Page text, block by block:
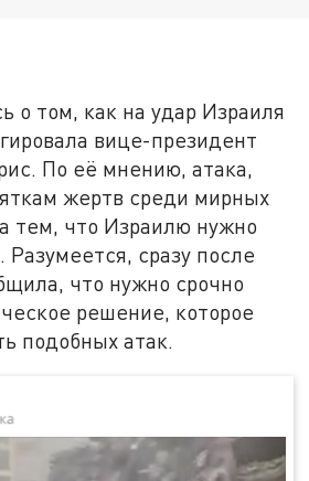
о том, как на удар Израиля
вице-президент
По её мнению, атака,
жертв среди мирных
тем, что Израилю нужно
сразу после
что нужно срочно
решение, которое
подобных атак.